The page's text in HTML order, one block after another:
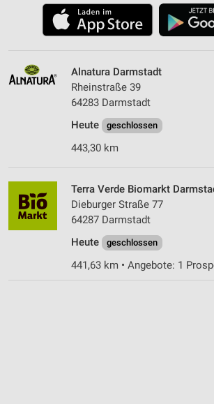
Alnatura Darmstadt
Rheinstraße 39
64283 Darmstadt
Heute
geschlossen
443,30 km
Terra Verde Biomarkt
Dieburger Straße 77
64287 Darmstadt
Heute
geschlossen
441,63 km • Angebote: 1